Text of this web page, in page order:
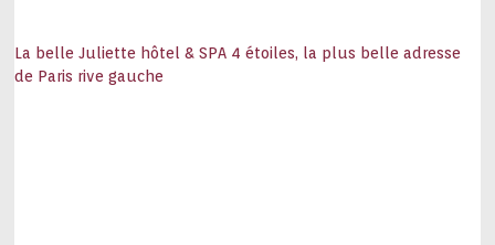
La belle Juliette hôtel & SPA 4 étoiles, la plus belle adresse
de Paris rive gauche